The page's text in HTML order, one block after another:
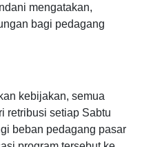
mengatakan,
bagi pedagang
kebijakan, semua
retribusi setiap Sabtu
beban pedagang pasar